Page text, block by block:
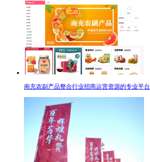
南充农副产品整合行业招商运营资源的专业平台